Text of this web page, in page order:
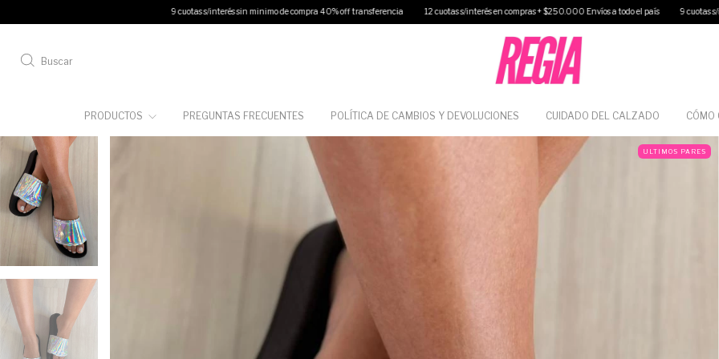
9 cuotas s/interés sin minimo de compra 40% off transferencia 12 cuotas s/interés en compras + $250.000 Envíos a todo el país 9 cuotas s/interés sin minimo de
Buscar
PRODUCTOS PREGUNTAS FRECUENTES POLÍTICA DE CAMBIOS Y DEVOLUCIONES CUIDADO DEL CALZADO CÓMO
ULTIMOS PARES